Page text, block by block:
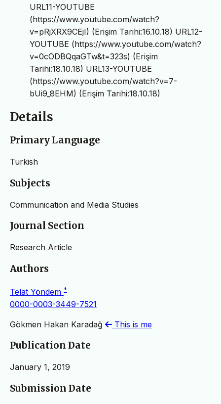
URL11-YOUTUBE
(https://www.youtube.com/watch?
v=pRjXRX9CEjI) (Erişim Tarihi:16.10.18) URL12-
YOUTUBE (https://www.youtube.com/watch?
v=0cODBQqaGTw&t=323s) (Erişim
Tarihi:18.10.18) URL13-YOUTUBE
(https://www.youtube.com/watch?v=7-
bUi9_8EHM) (Erişim Tarihi:18.10.18)
Details
Primary Language
Turkish
Subjects
Communication and Media Studies
Journal Section
Research Article
Authors
Telat Yöndem *
0000-0003-3449-7521
Gökmen Hakan Karadağ This is me
Publication Date
January 1, 2019
Submission Date